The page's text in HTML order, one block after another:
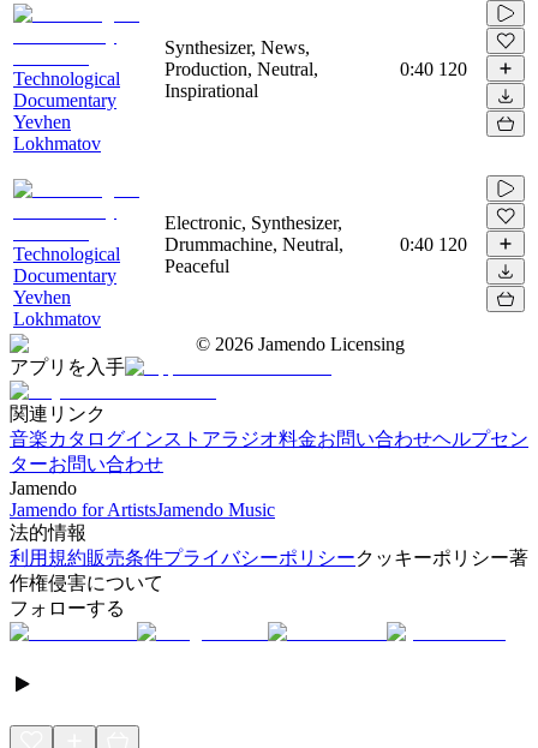
Technological
Documentary
Yevhen
Lokhmatov
Synthesizer, News,
Production, Neutral,
Inspirational
0:40 120
Technological
Documentary
Yevhen
Lokhmatov
Electronic, Synthesizer,
Drummachine, Neutral,
Peaceful
0:40 120
© 2026 Jamendo Licensing
アプリを入手
関連リンク
音楽カタログインストアラジオ料金お問い合わせヘルプセン
ターお問い合わせ
Jamendo
Jamendo for ArtistsJamendo Music
法的情報
利用規約販売条件プライバシーポリシークッキーポリシー著
作権侵害について
フォローする